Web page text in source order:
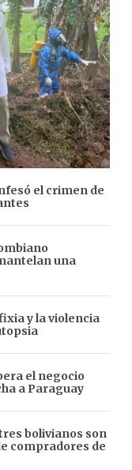
el crimen de
una
y la violencia
el negocio
a Paraguay
bolivianos son
compradores de